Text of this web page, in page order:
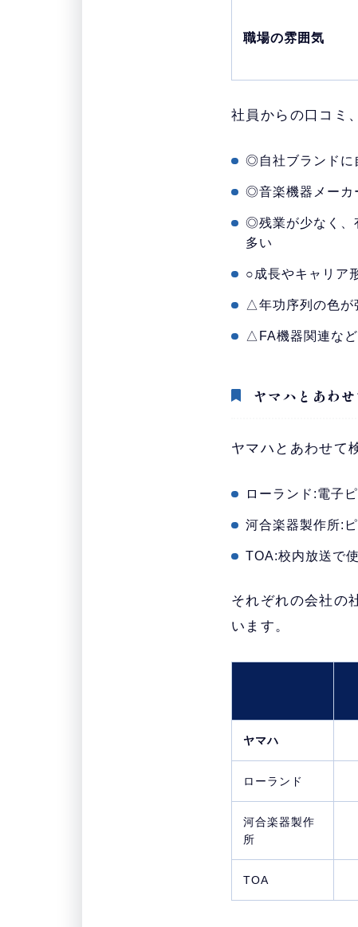
職場の雰囲気
社員からの口コミ
◎自社ブランドに
◎音楽機器メーカ
◎残業が少なく、
多い
○成長やキャリア
△年功序列の色が
△FA機器関連な
ヤマハとあわ
ヤマハとあわせて
ローランド:電子
河合楽器製作所:
TOA:校内放送で
それぞれの会社の
います。
ヤマハ
ローランド
河合楽器製作
所
TOA